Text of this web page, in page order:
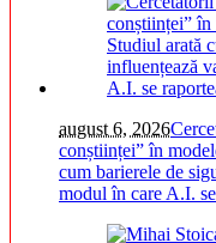
august 6, 2026
conștiinței” în
cum barierele de
modul în care A.I.